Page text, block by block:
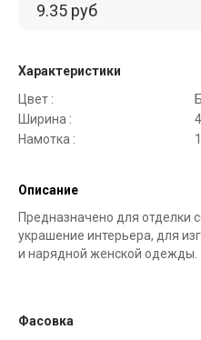
9.35 руб
Характеристики
Цвет :
Ширина :
Намотка :
Описание
Предназначено для отделки
украшение интерьера, для
и нарядной женской одежды.
Фасовка